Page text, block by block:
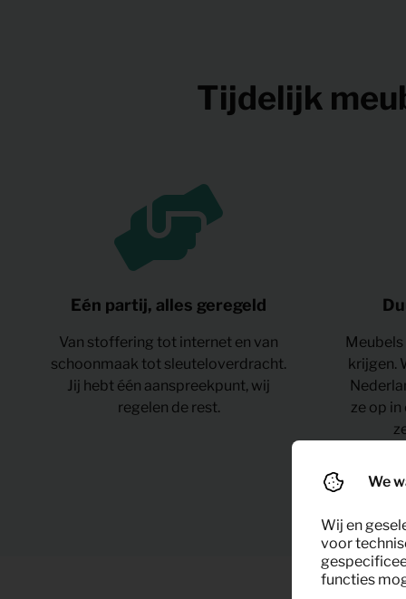
Tijdelijk
Eén partij, alles geregeld
Van stoffering tot internet en van
schoonmaak tot sleuteloverdracht.
Jij hebt één aanspreekpunt, wij
regelen de rest.
krijgen.
ze op
We
Wij en
voor
functies